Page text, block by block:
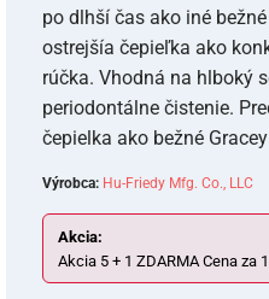
po dlhší čas ako iné
ostrejšía čepieľka ako
rúčka. Vhodná na hlboký
periodontálne čistenie.
čepielka ako bežné
Výrobca: Hu-Friedy Mfg. Co., LLC
Akcia:
Akcia 5 + 1 ZDARMA Cena za